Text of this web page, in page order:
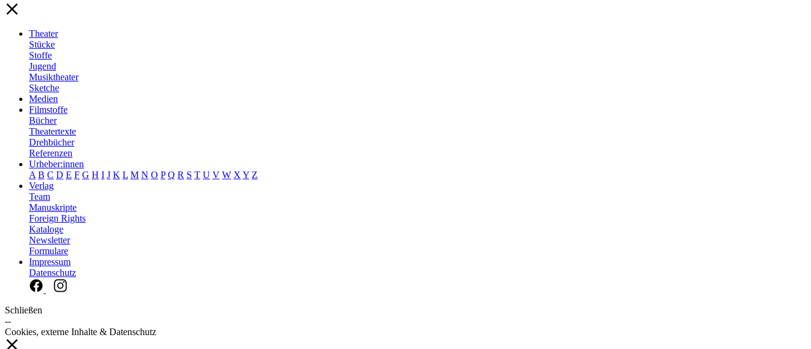
Theater
Stücke
Stoffe
Jugend
Musiktheater
Sketche
Medien
Filmstoffe
Bücher
Theatertexte
Drehbücher
Referenzen
Urheber:innen
A B C D E F G H I J K L M N O P Q R S T U V W X Y Z
Verlag
Team
Manuskripte
Foreign Rights
Kataloge
Newsletter
Formulare
Impressum
Datenschutz
Schließen
--
Cookies, externe Inhalte & Datenschutz